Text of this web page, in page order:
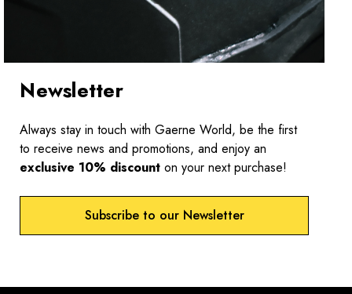
Newsletter
Always stay in touch with Gaerne World, be the first
to receive news and promotions, and enjoy an
exclusive 10% discount on your next purchase!
Subscribe to our Newsletter